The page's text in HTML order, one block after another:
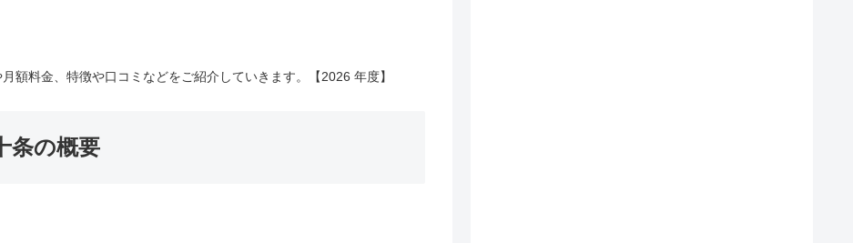
額料金、特徴や口コミなどをご紹介していきます。【2026 年度】
条の概要